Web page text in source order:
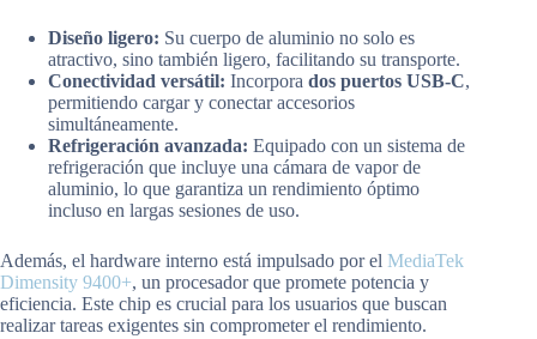
Diseño ligero: Su cuerpo de aluminio no solo es
atractivo, sino también ligero, facilitando su transporte.
Conectividad versátil: Incorpora dos puertos USB-C,
permitiendo cargar y conectar accesorios
simultáneamente.
Refrigeración avanzada: Equipado con un sistema de
refrigeración que incluye una cámara de vapor de
aluminio, lo que garantiza un rendimiento óptimo
incluso en largas sesiones de uso.
Además, el hardware interno está impulsado por el MediaTek
Dimensity 9400+, un procesador que promete potencia y
eficiencia. Este chip es crucial para los usuarios que buscan
realizar tareas exigentes sin comprometer el rendimiento.